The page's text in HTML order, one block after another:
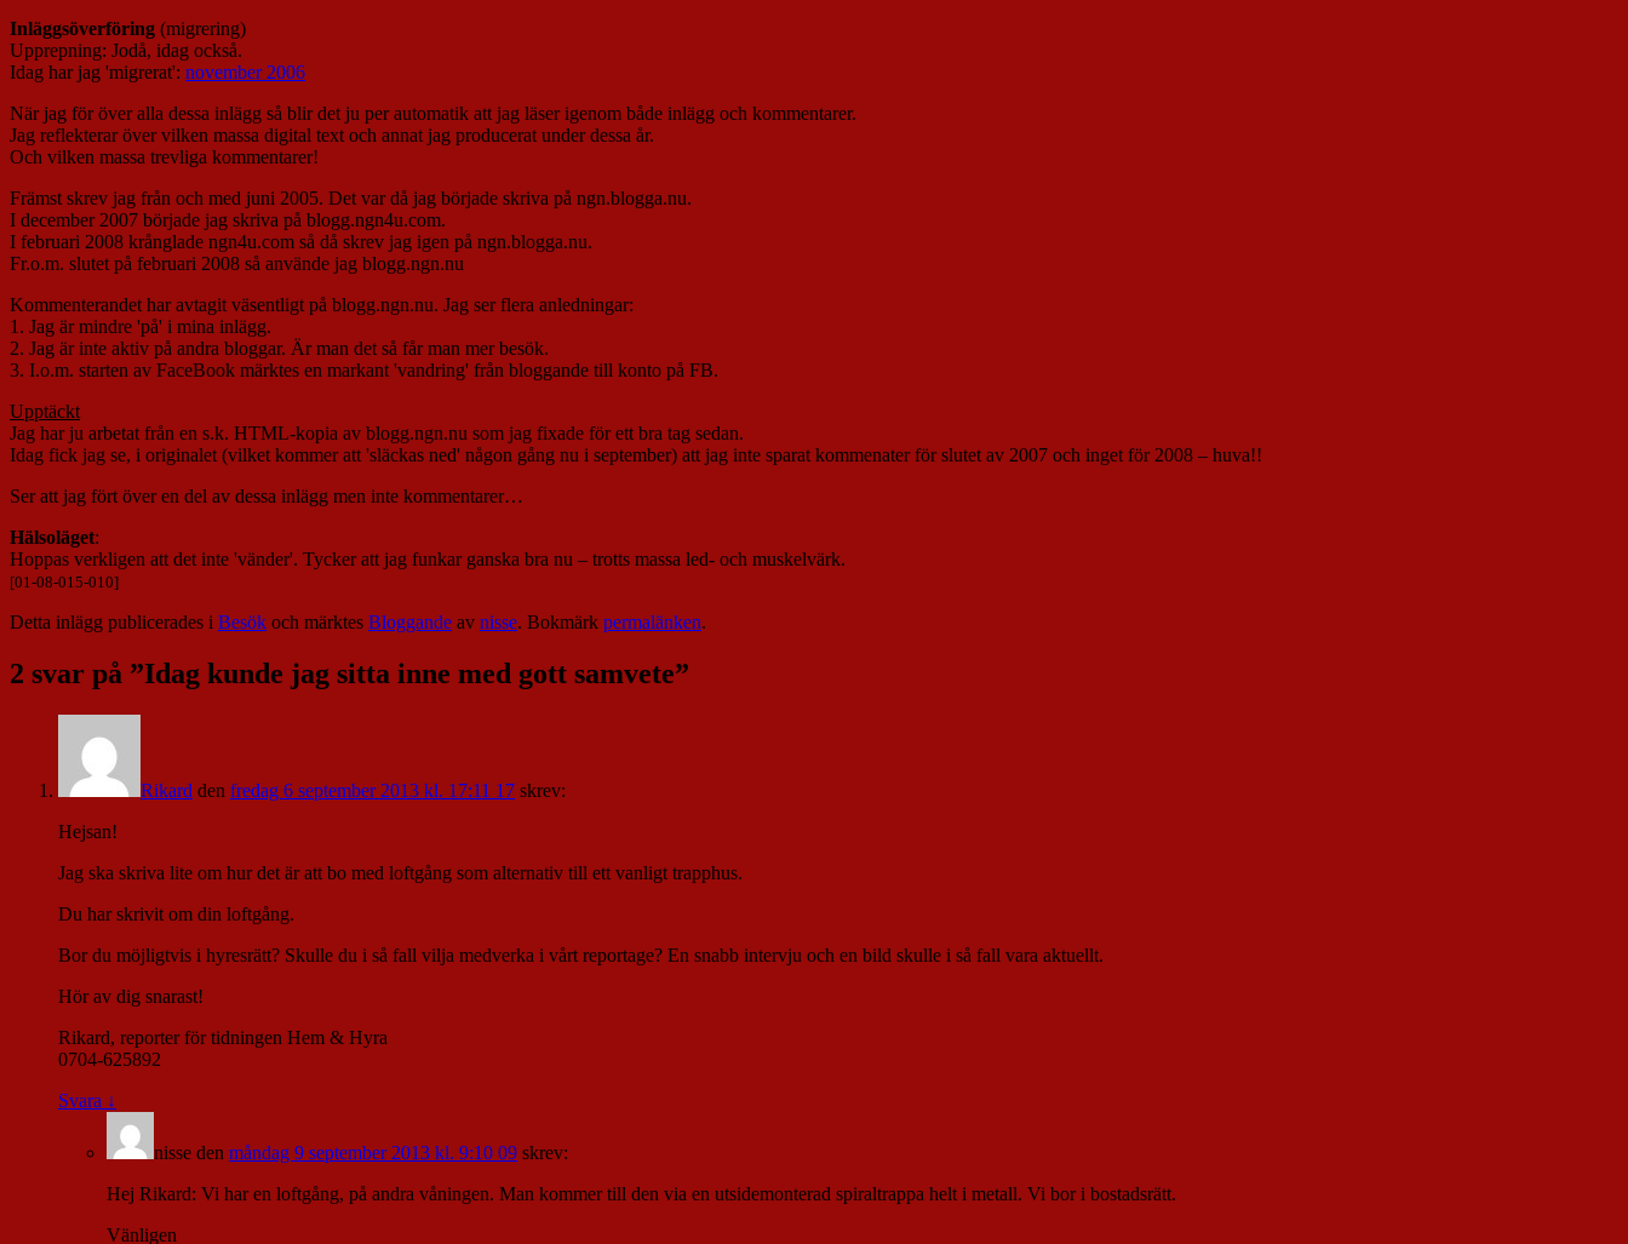
Inläggsöverföring (migrering)
Upprepning: Jodå, idag också.
Idag har jag 'migrerat': november 2006
När jag för över alla dessa inlägg så blir det ju per automatik att jag läser igenom både inlägg och kommentarer.
Jag reflekterar över vilken massa digital text och annat jag producerat under dessa år.
Och vilken massa trevliga kommentarer!
Främst skrev jag från och med juni 2005. Det var då jag började skriva på ngn.blogga.nu.
I december 2007 började jag skriva på blogg.ngn4u.com.
I februari 2008 krånglade ngn4u.com så då skrev jag igen på ngn.blogga.nu.
Fr.o.m. slutet på februari 2008 så använde jag blogg.ngn.nu
Kommenterandet har avtagit väsentligt på blogg.ngn.nu. Jag ser flera anledningar:
1. Jag är mindre 'på' i mina inlägg.
2. Jag är inte aktiv på andra bloggar. Är man det så får man mer besök.
3. I.o.m. starten av FaceBook märktes en markant 'vandring' från bloggande till konto på FB.
Upptäckt
Jag har ju arbetat från en s.k. HTML-kopia av blogg.ngn.nu som jag fixade för ett bra tag sedan.
Idag fick jag se, i originalet (vilket kommer att 'släckas ned' någon gång nu i september) att jag inte sparat kommenater för slutet av 2007 och inget för 2008 – huva!!
Ser att jag fört över en del av dessa inlägg men inte kommentarer…
Hälsoläget:
Hoppas verkligen att det inte 'vänder'. Tycker att jag funkar ganska bra nu – trotts massa led- och muskelvärk.
[01-08-015-010]
Detta inlägg publicerades i Besök och märktes Bloggande av nisse. Bokmärk permalänken.
2 svar på ”Idag kunde jag sitta inne med gott samvete”
Rikard den fredag 6 september 2013 kl. 17:11 17 skrev:
Hejsan!
Jag ska skriva lite om hur det är att bo med loftgång som alternativ till ett vanligt trapphus.
Du har skrivit om din loftgång.
Bor du möjligtvis i hyresrätt? Skulle du i så fall vilja medverka i vårt reportage? En snabb intervju och en bild skulle i så fall vara aktuellt.
Hör av dig snarast!
Rikard, reporter för tidningen Hem & Hyra
0704-625892
Svara ↓
nisse den måndag 9 september 2013 kl. 9:10 09 skrev:
Hej Rikard: Vi har en loftgång, på andra våningen. Man kommer till den via en utsidemonterad spiraltrappa helt i metall. Vi bor i bostadsrätt.
Vänligen